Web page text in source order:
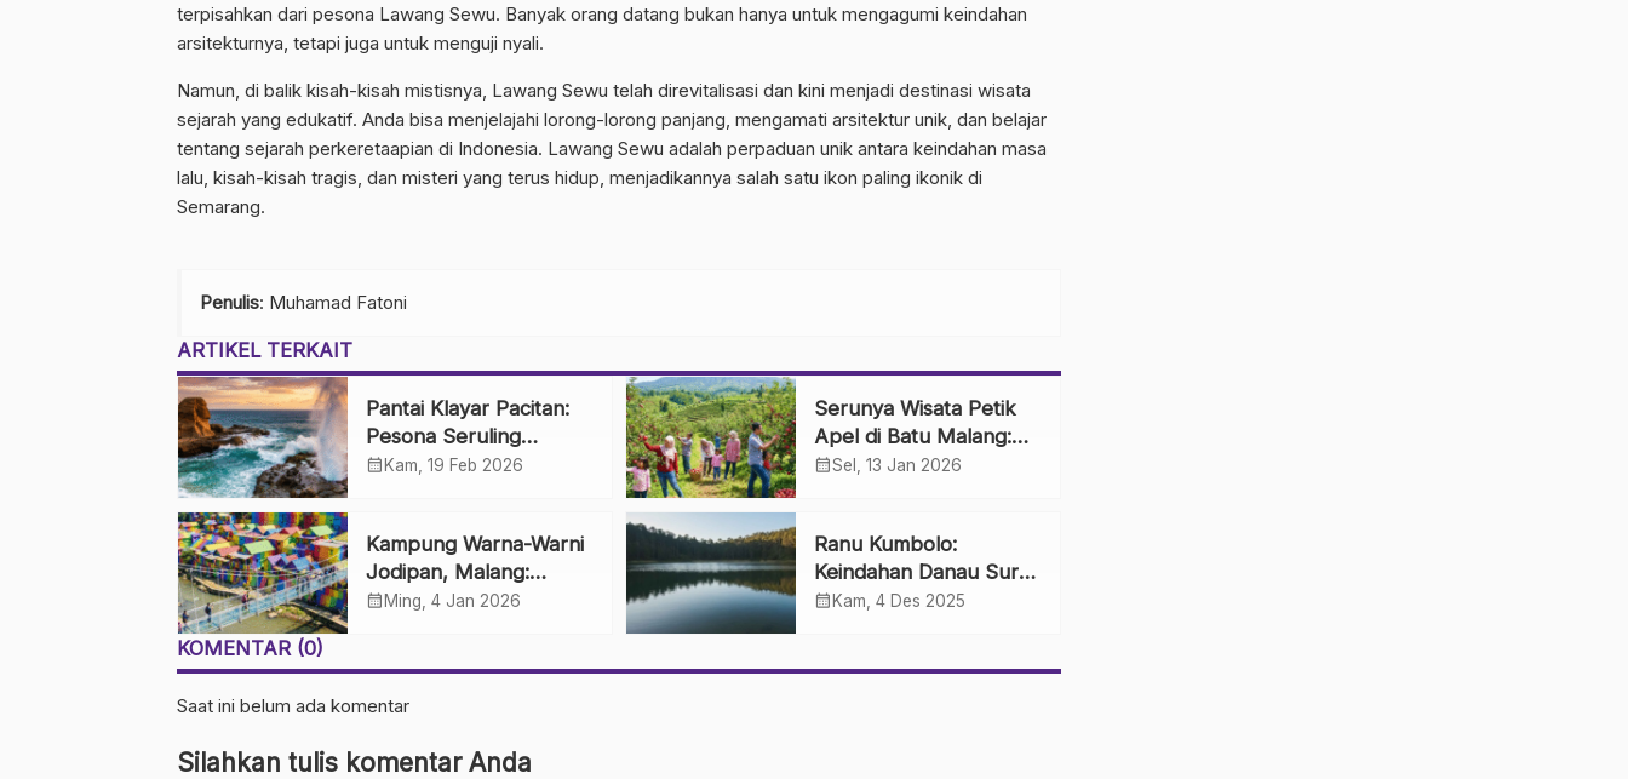
terpisahkan dari pesona Lawang Sewu. Banyak orang datang bukan hanya untuk mengagumi keindahan
arsitekturnya, tetapi juga untuk menguji nyali.
Namun, di balik kisah-kisah mistisnya, Lawang Sewu telah direvitalisasi dan kini menjadi destinasi wisata
sejarah yang edukatif. Anda bisa menjelajahi lorong-lorong panjang, mengamati arsitektur unik, dan belajar
tentang sejarah perkeretaapian di Indonesia. Lawang Sewu adalah perpaduan unik antara keindahan masa
lalu, kisah-kisah tragis, dan misteri yang terus hidup, menjadikannya salah satu ikon paling ikonik di
Semarang.
Penulis: Muhamad Fatoni
ARTIKEL TERKAIT
Pantai Klayar Pacitan:
Pesona Seruling
Samudra dan Batu
calendar_month Kam, 19 Feb 2026
Serunya Wisata Petik
Apel di Batu Malang:
Sensasi Panen
calendar_monthSel, 13 Jan 2026
Kampung Warna-Warni
Jodipan, Malang:
Perkampungan Kumuh
calendar_month Ming, 4 Jan 2026
Ranu Kumbolo:
Keindahan Danau Surga
di Jalur Pendakian
calendar_month Kam, 4 Des 2025
KOMENTAR (0)
Saat ini belum ada komentar
Silahkan tulis komentar Anda